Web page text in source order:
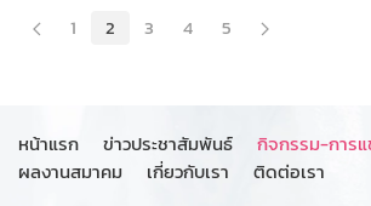
1 2 3 4 5
หน้าแรก ข่าวประชาสัมพันธ์ กิจกรรม-การ
ผลงานสมาคม
เกี่ยวกับเรา ติดต่อเรา